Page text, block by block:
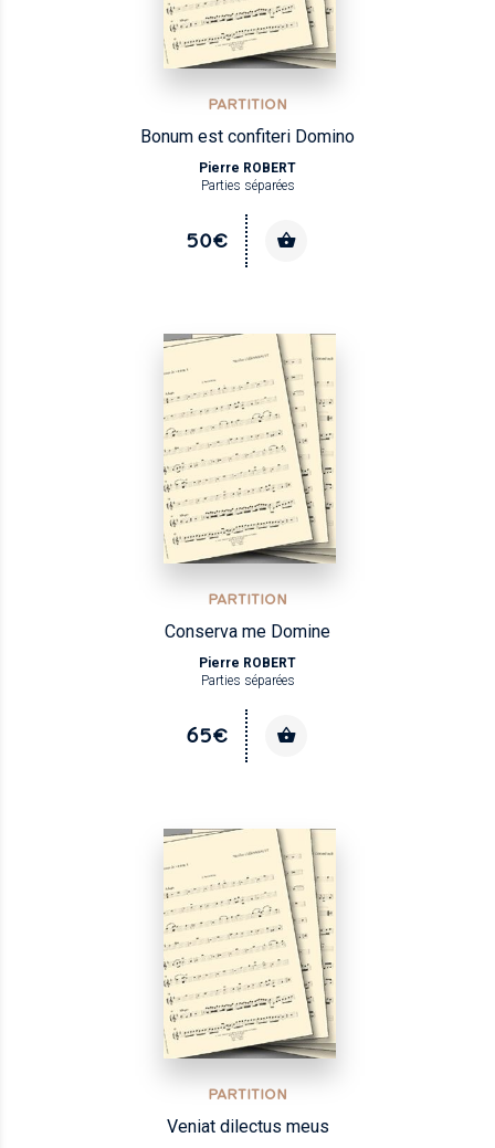
PARTITION
Bonum est confiteri Domino
Pierre ROBERT
Parties séparées
50€
PARTITION
Conserva me Domine
Pierre ROBERT
Parties séparées
65€
PARTITION
Veniat dilectus meus